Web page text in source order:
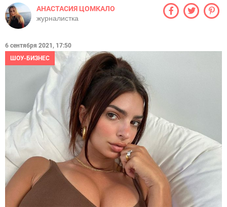
АНАСТАСИЯ ЦОМКАЛО
журналистка
6 сентября 2021, 17:50
ШОУ-БИЗНЕС